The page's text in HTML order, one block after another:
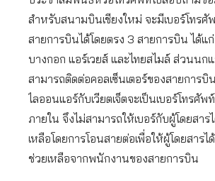
สำหรับสนามบินเชียงใหม่ จะมีเบอร์โทร
สายการบินได้โดยตรง 3 สายการบิน ได้แก่
บางกอก แอร์เวยส์ และไทยสไมล์ ส่วนนก
สามารถติดต่อคอลเซ็นเตอร์ของสายการบิ
ไลออนแอร์กับเวียตเจ็ตจะเป็นเบอร์โทรศั
ภายใน จึงไม่สามารถให้เบอร์กับผู้โดยสาร
เหลือโดยการโอนสายต่อเพื่อให้ผู้โดยสารไ
ช่วยเหลือจากพนักงานของสายการบิน